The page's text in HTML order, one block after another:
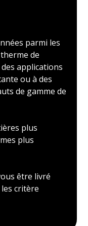
parmi les
de
applications
ou à des
de gamme de
plus
plus
être livré
critère